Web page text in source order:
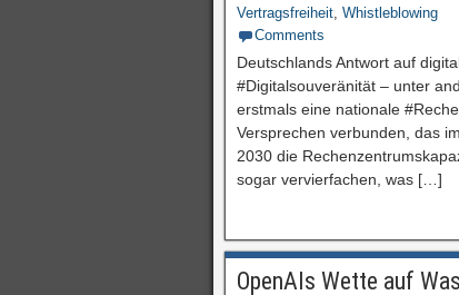
Vertragsfreiheit, Whistleblowing
Comments
Deutschlands Antwort auf
#Digitalsouveränität – unter
erstmals eine nationale
Versprechen verbunden, das
2030 die
sogar vervierfachen, was […]
OpenAIs Wette auf